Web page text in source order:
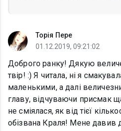
Торія Пере
01.12.2019, 09:21:02
Доброго ранку! Дякую
твір! :) Я читала, ні я
маленькими, а далі
главу, відчуваючи присмак
не сміялася, як від тієї
обізвана Краля! Мене давив